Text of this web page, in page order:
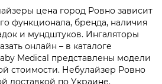
цена город Ровно зависит
функционала, бренда, наличия
и мундштуков. Ингаляторы
онлайн – в каталоге
Medical представлены модели
стоимости. Небулайзер Ровно
доставкой по Украине.